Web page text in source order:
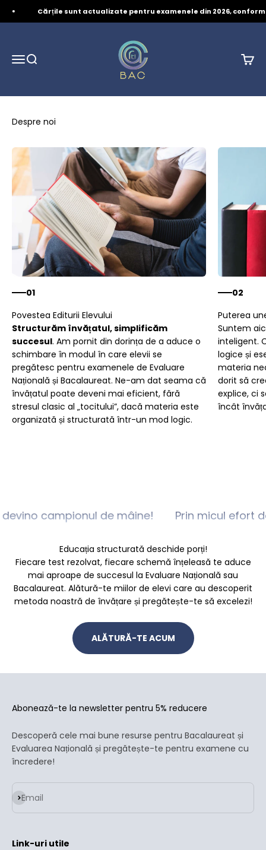
Mergi la conținutCărțile sunt actualizate pentru examenele din 2026,
Deschide meniul de navigație
Deschide căutările
Despre noi
01
Structurăm învățatul, simplificăm
succesul. Am pornit din dorința de a aduce o
schimbare în modul în care elevii se
pregătesc pentru examenele de Evaluare
Națională și Bacalaureat. Ne-am dat seama că
învățatul poate deveni mai eficient, fără
stresul clasic al „tocitului”, dacă materia este
organizată și structurată într-un mod logic.
02
Suntem
inteligent.
logice și
materia
dorit să
explice, ci
încât
campionul de mâine! Prin micul efort
Educația structurată deschide porți!
Fiecare test rezolvat, fiecare schemă înțeleasă te aduce
mai aproape de succesul la Evaluare Națională sau
Bacalaureat. Alătură-te miilor de elevi care au descoperit
metoda noastră de învățare și pregătește-te să excelezi!
ALĂTURĂ-TE ACUM
Abonează-te la newsletter pentru 5% reducere
Descoperă cele mai bune resurse pentru Bacalaureat și
Evaluarea Națională și pregătește-te pentru examene cu
încredere!
Email
Abonează-te
Link-uri utile